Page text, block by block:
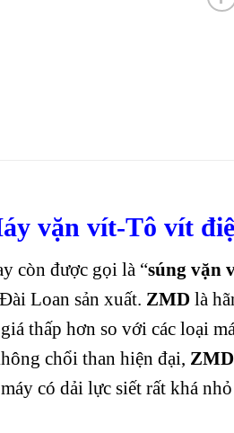
vặn vít-Tô vít
còn được gọi là “súng vặn
Loan sản xuất. ZMD là
thấp hơn so với các loại
chổi than hiện đại,
có dải lực siết rất khá